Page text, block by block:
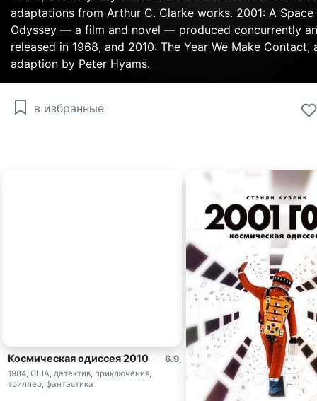
adaptations from Arthur C. Clarke works. 2001: A Space
Odyssey — a film and novel — produced concurrently
released in 1968, and 2010: The Year We Make Contact,
adaption by Peter Hyams.
в избранные
6.9
Космическая одиссея 2010
1984, США, детектив, приключения,
триллер, фантастика